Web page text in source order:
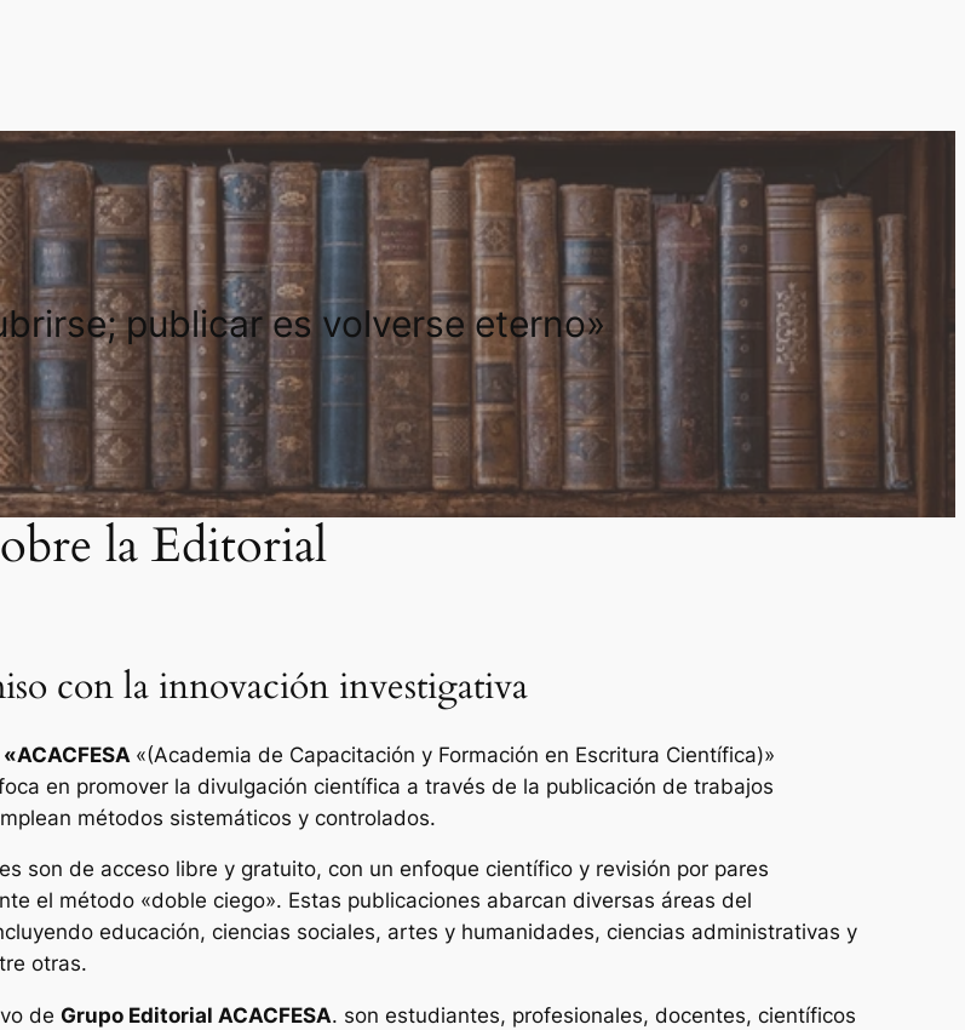
publicar es volverse eterno»
la Editorial
con la innovación investigativa
ACACFESA «(Academia de Capacitación y Formación en Escritura Científica)»
en promover la divulgación científica a través de la publicación de trabajos
métodos sistemáticos y controlados.
son de acceso libre y gratuito, con un enfoque científico y revisión por pares
el método «doble ciego». Estas publicaciones abarcan diversas áreas del
educación, ciencias sociales, artes y humanidades, ciencias administrativas y
otras.
de Grupo Editorial ACACFESA. son estudiantes, profesionales, docentes, científicos